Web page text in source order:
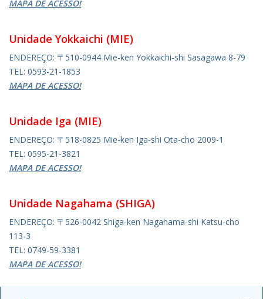
MAPA DE ACESSO!
Unidade Yokkaichi (MIE)
ENDEREÇO: 〒510-0944 Mie-ken Yokkaichi-shi Sasagawa 8-79
TEL: 0593-21-1853
MAPA DE ACESSO!
Unidade Iga (MIE)
ENDEREÇO: 〒518-0825 Mie-ken Iga-shi Ota-cho 2009-1
TEL: 0595-21-3821
MAPA DE ACESSO!
Unidade Nagahama (SHIGA)
ENDEREÇO: 〒526-0042 Shiga-ken Nagahama-shi Katsu-cho
113-3
TEL: 0749-59-3381
MAPA DE ACESSO!